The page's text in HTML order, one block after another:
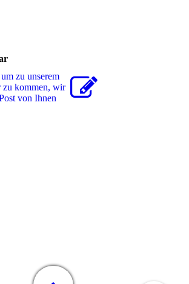
zu unserem
kommen, wir
von Ihnen